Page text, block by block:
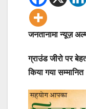
जनतानामा न्यूज़
ग्राउंड जीरो पर
किया गया सम्मानित